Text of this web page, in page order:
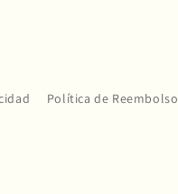
Política de Reembolso